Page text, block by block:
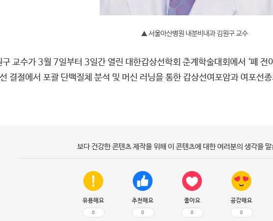
▲ 서울아산병원 내분비내과 김원구 교수
교수가 3월 7일부터 3일간 열린 대한갑상선학회 춘계학술대회에서 ‘폐
결절에서 포괄 단백질체 분석 및 머신 러닝을 통한 갑상선여포암과 여포선
보다 건강한 콘텐츠 제작을 위해 이 콘텐츠에 대한 여러분의 생각을
유용해요
0
추천해요
0
좋아요
0
공감해요
0